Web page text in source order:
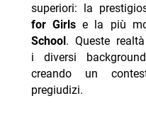
superiori: la
for Girls e la più
School. Queste
i diversi
creando un
pregiudizi.